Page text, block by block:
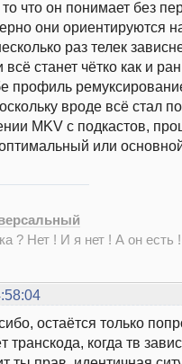
то что он понимает без
они ориентируются
раз телек
всё станет чётко как и
профиль
вроде всё стал
MKV с подкастов,
или
? Нет ! И я нет ! А он есть
остаётся только
транскода, когда тв